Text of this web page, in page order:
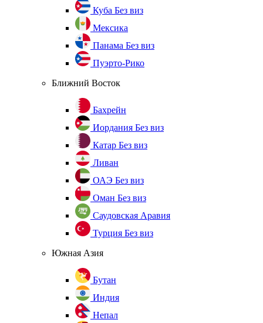
Куба Без виз
Мексика
Панама Без виз
Пуэрто-Рико
Ближний Восток
Бахрейн
Иордания Без виз
Катар Без виз
Ливан
ОАЭ Без виз
Оман Без виз
Саудовская Аравия
Турция Без виз
Южная Азия
Бутан
Индия
Непал